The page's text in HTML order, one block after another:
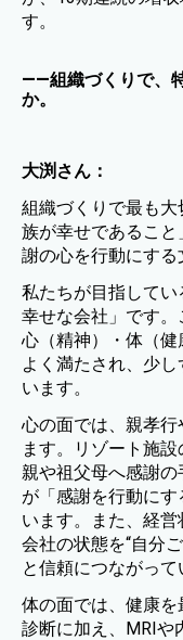
す。
——組織づくりで、
か。
大渕さん：
組織づくりで最も
族が幸せであるこ
謝の心を行動にする
私たちが目指して
幸せな会社」です。
心（精神）・体（
よく満たされ、少
います。
心の面では、親孝
ます。リゾート施
親や祖父母へ感謝
が「感謝を行動に
います。また、経営
会社の状態を“自分
と信頼につながって
体の面では、健康
診断に加え、MRIや